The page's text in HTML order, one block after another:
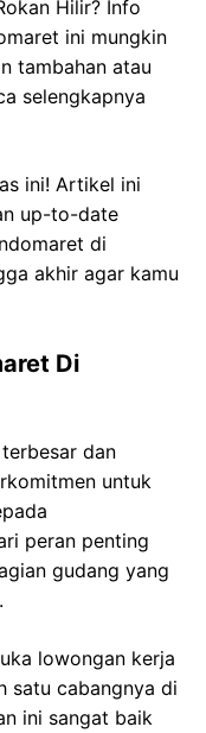
Hilir? Info
ini mungkin
tambahan atau
selengkapnya
ini! Artikel ini
up-to-date
di
akhir agar kamu
Di
dan
untuk
peran penting
gudang yang
lowongan kerja
satu cabangnya di
ini sangat baik